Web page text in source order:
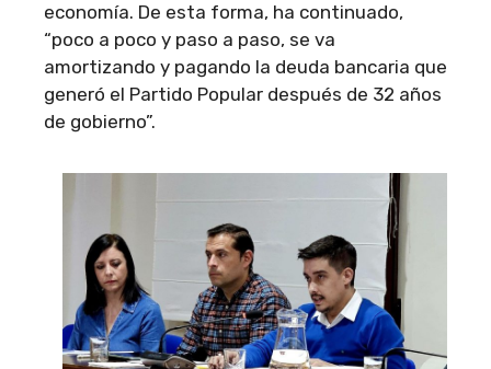
economía. De esta forma, ha continuado,
“poco a poco y paso a paso, se va
amortizando y pagando la deuda bancaria que
generó el Partido Popular después de 32 años
de gobierno”.